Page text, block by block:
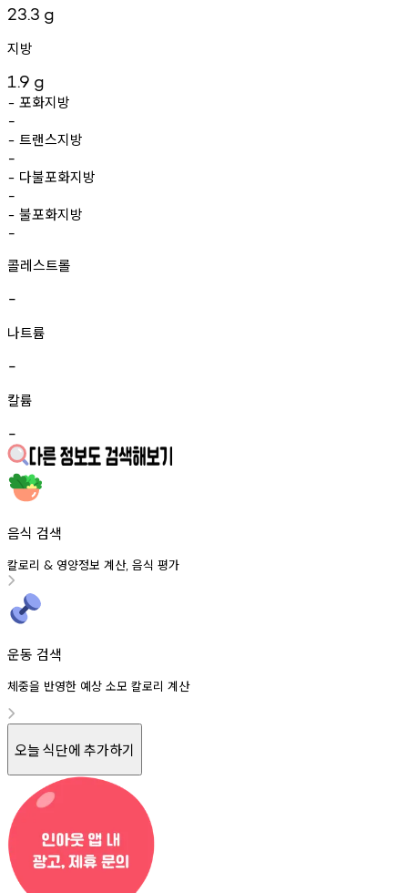
23.3 g
지방
1.9 g
- 포화지방
-
- 트랜스지방
-
- 다불포화지방
-
- 불포화지방
-
콜레스트롤
-
나트륨
-
칼륨
-
음식 검색
칼로리 & 영양정보 계산, 음식 평가
운동 검색
체중을 반영한 예상 소모 칼로리 계산
오늘 식단에 추가하기